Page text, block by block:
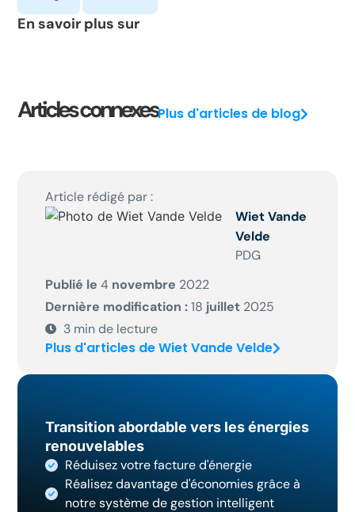
En savoir plus sur
Articles connexesPlus d'articles de blog
Article rédigé par :
Wiet Vande
Velde
PDG
Publié le4 novembre 2022
Dernière modification :18 juillet 2025
3 min de lecture
Plus d'articles de Wiet Vande Velde
Transition abordable vers les énergies
renouvelables
Réduisez votre facture d'énergie
Réalisez davantage d'économies grâce à
notre système de gestion intelligent